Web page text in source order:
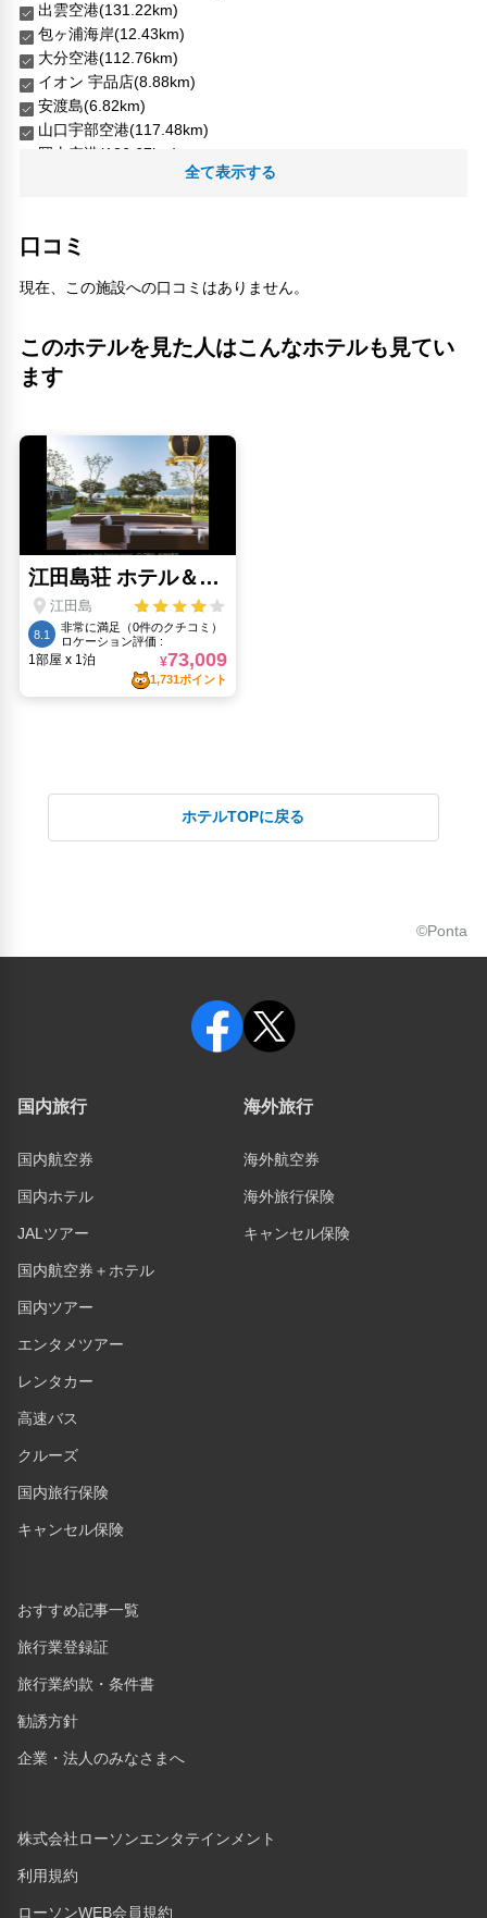
出雲空港(131.22km)
包ヶ浦海岸(12.43km)
大分空港(112.76km)
イオン 宇品店(8.88km)
安渡島(6.82km)
山口宇部空港(117.48km)
岡山空港(136.67km)
まないた岩(11.45km)
広島大学医学資料館(10.81km)
広島県立広島産業会館(10.84km)
恵比寿大西(12.26km)
松山空港(54.66km)
比治山病院(11.45km)
浅田病院(8.06km)
海上保安庁博物館(6.09km)
矢野駅(9.07km)
石見空港(76.41km)
袋町小学校平和資料館(12.17km)
人気スポット
原爆ドーム(12.4km)
原爆の子の像(12.53km)
広島お好み村(12.11km)
広島平和都市記念碑(12.41km)
全て表示する
口コミ
現在、この施設への口コミはありません。
このホテルを見た人はこんなホテルも見てい
ます
ホテルTOPに戻る
©Ponta
国内旅行
国内航空券
国内ホテル
JALツアー
国内航空券＋ホテル
国内ツアー
エンタメツアー
レンタカー
高速バス
クルーズ
国内旅行保険
キャンセル保険
海外旅行
海外航空券
海外旅行保険
キャンセル保険
おすすめ記事一覧
旅行業登録証
旅行業約款・条件書
勧誘方針
企業・法人のみなさまへ
株式会社ローソンエンタテインメント
利用規約
ローソンWEB会員規約